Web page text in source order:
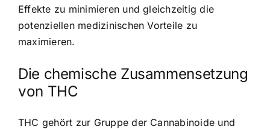
Effekte zu minimieren und gleichzeitig die
potenziellen medizinischen Vorteile zu
maximieren.
Die chemische Zusammensetzung
von THC
THC gehört zur Gruppe der Cannabinoide und